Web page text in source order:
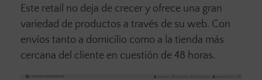
Este retail no deja de crecer y ofrece una gran
variedad de productos a través de su web. Con
envíos tanto a domicilio como a la tienda más
cercana del cliente en cuestión de 48 horas.